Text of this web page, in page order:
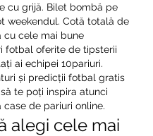
cu grijă. Bilet bombă pe
weekendul. Cotă totală de
cu cele mai bune
fotbal oferite de tipsterii
ai echipei 10pariuri.
și predicții fotbal gratis
te poți inspira atunci
case de pariuri online.
alegi cele mai